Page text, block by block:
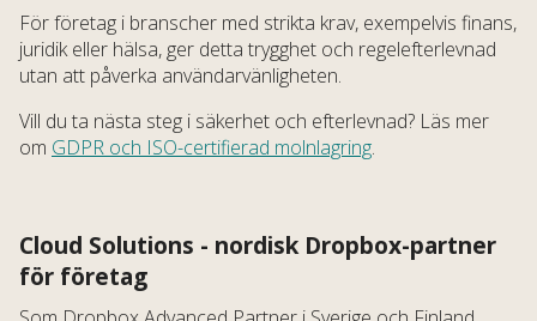
För företag i branscher med strikta krav, exempelvis finans,
juridik eller hälsa, ger detta trygghet och regelefterlevnad
utan att påverka användarvänligheten.
Vill du ta nästa steg i säkerhet och efterlevnad? Läs mer
om GDPR och ISO-certifierad molnlagring.
Cloud Solutions - nordisk Dropbox-partner
för företag